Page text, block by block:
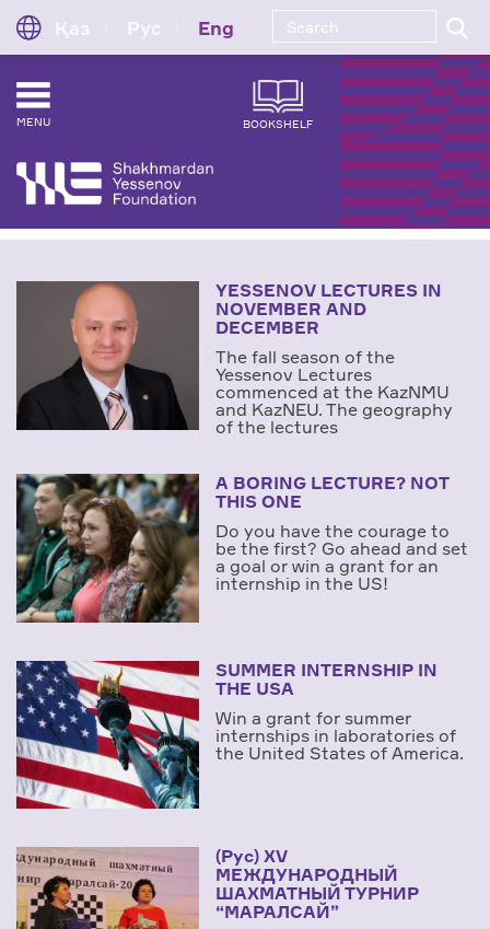
Eng
MENU BOOKSHELF
YESSENOV LECTURES IN
NOVEMBER AND
DECEMBER
The fall season of the
Yessenov Lectures
commenced at the KazNMU
and KazNEU. The geography
of the lectures
A BORING LECTURE? NOT
THIS ONE
Do you have the courage to
be the first? Go ahead and set
a goal or win a grant for an
internship in the US!
SUMMER INTERNSHIP IN
THE USA
Win a grant for summer
internships in laboratories of
the United States of America.
(Рус) XV
МЕЖДУНАРОДНЫЙ
ШАХМАТНЫЙ ТУРНИР
“МАРАЛСАЙ”